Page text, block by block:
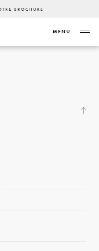
BROCHURE
MENU